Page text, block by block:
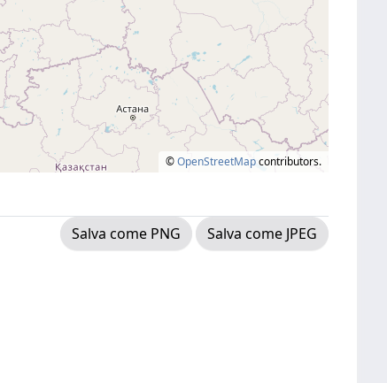
©OpenStreetMapcontributors.
Salva come PNG
Salva come JPEG